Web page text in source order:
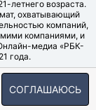
летнего возраста.
охватывающий
компаний,
компаниями, и
медиа «РБК-
года.
СОГЛАШАЮСЬ